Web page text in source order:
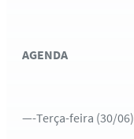
AGENDA
—-Terça-feira (30/06)